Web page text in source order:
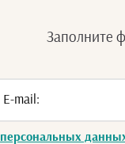
Заполните
персональных